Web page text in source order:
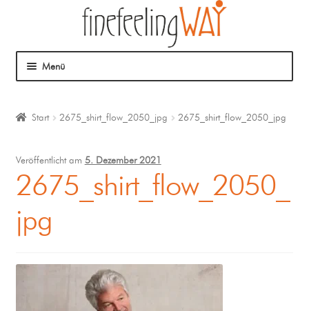
Menü
Coaching
Klangmassage
Start 2675_shirt_flow_2050_jpg 2675_shirt_flow_2050_jpg
Veröffentlicht am 5. Dezember 2021
2675_shirt_flow_2050_
jpg